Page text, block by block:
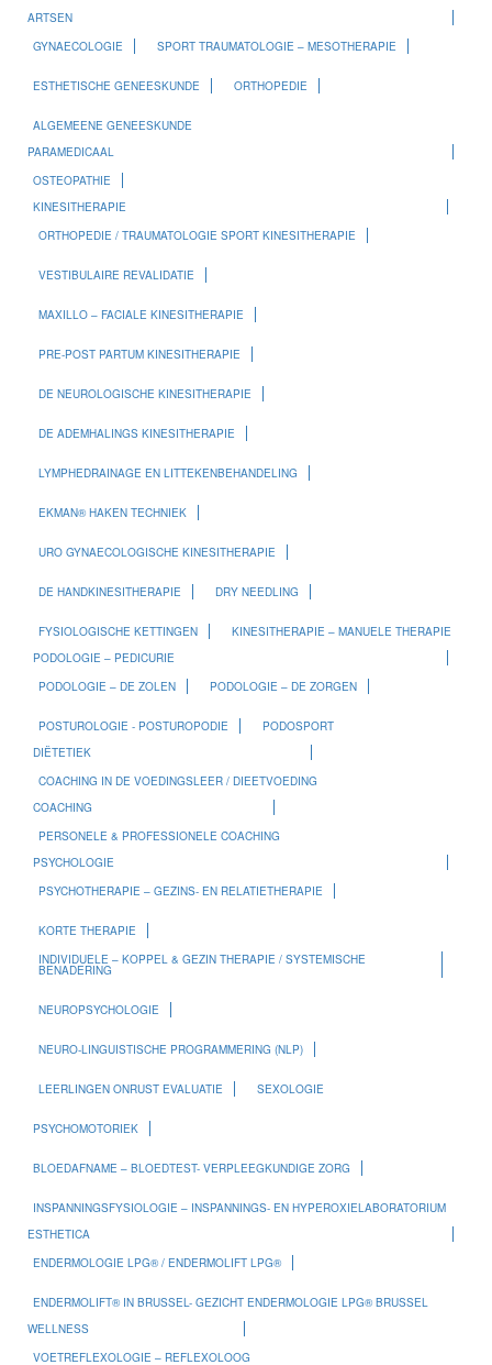
ARTSEN
GYNAECOLOGIE
SPORT TRAUMATOLOGIE – MESOTHERAPIE
ESTHETISCHE GENEESKUNDE ORTHOPEDIE
ALGEMEENE GENEESKUNDE
PARAMEDICAAL
OSTEOPATHIE
KINESITHERAPIE
ORTHOPEDIE / TRAUMATOLOGIE SPORT KINESITHERAPIE
VESTIBULAIRE REVALIDATIE
MAXILLO – FACIALE KINESITHERAPIE
PRE-POST PARTUM KINESITHERAPIE
DE NEUROLOGISCHE KINESITHERAPIE
DE ADEMHALINGS KINESITHERAPIE
LYMPHEDRAINAGE EN LITTEKENBEHANDELING
EKMAN® HAKEN TECHNIEK
URO GYNAECOLOGISCHE KINESITHERAPIE
DE HANDKINESITHERAPIE DRY NEEDLING
FYSIOLOGISCHE KETTINGEN
KINESITHERAPIE – MANUELE THERAPIE
PODOLOGIE – PEDICURIE
PODOLOGIE – DE ZOLEN
PODOLOGIE – DE ZORGEN
POSTUROLOGIE - POSTUROPODIE
PODOSPORT
DIËTETIEK
COACHING IN DE VOEDINGSLEER / DIEETVOEDING
COACHING
PERSONELE & PROFESSIONELE COACHING
PSYCHOLOGIE
PSYCHOTHERAPIE – GEZINS- EN RELATIETHERAPIE
KORTE THERAPIE
INDIVIDUELE – KOPPEL & GEZIN THERAPIE / SYSTEMISCHE
BENADERING
NEUROPSYCHOLOGIE
NEURO-LINGUISTISCHE PROGRAMMERING (NLP)
LEERLINGEN ONRUST EVALUATIE SEXOLOGIE
PSYCHOMOTORIEK
BLOEDAFNAME – BLOEDTEST- VERPLEEGKUNDIGE ZORG
INSPANNINGSFYSIOLOGIE – INSPANNINGS- EN HYPEROXIELABORATORIUM
ESTHETICA
ENDERMOLOGIE LPG® / ENDERMOLIFT LPG®
ENDERMOLIFT® IN BRUSSEL- GEZICHT ENDERMOLOGIE LPG® BRUSSEL
WELLNESS
VOETREFLEXOLOGIE – REFLEXOLOOG